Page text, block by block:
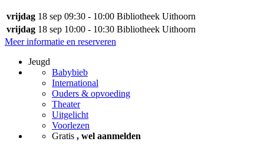
vrijdag 18 sep 09:30 - 10:00 Bibliotheek Uithoorn
vrijdag 18 sep 10:00 - 10:30 Bibliotheek Uithoorn
Meer informatie en reserveren
Jeugd
Babybieb
International
Ouders & opvoeding
Theater
Uitgelicht
Voorlezen
Gratis , wel aanmelden